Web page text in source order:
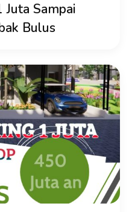
Juta Sampai
Bulus